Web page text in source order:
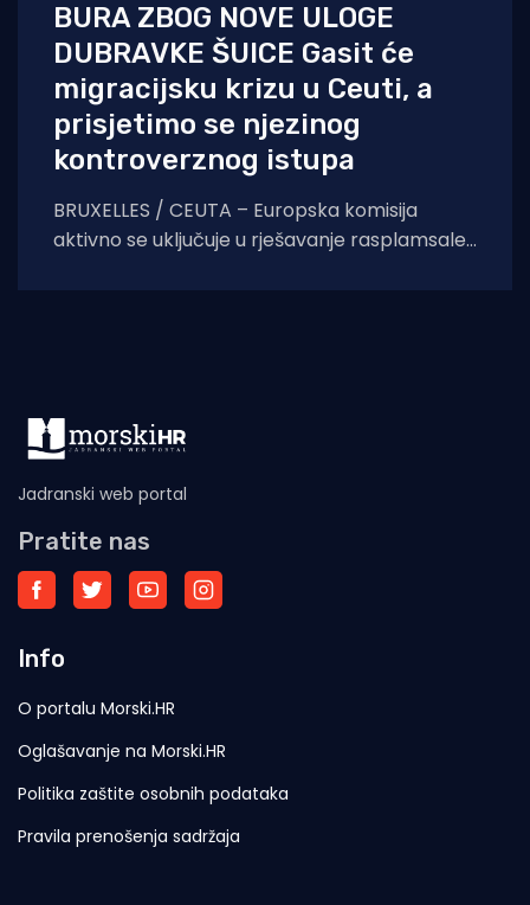
BURA ZBOG NOVE ULOGE
DUBRAVKE ŠUICE Gasit će
migracijsku krizu u Ceuti, a
prisjetimo se njezinog
kontroverznog istupa
BRUXELLES / CEUTA – Europska komisija
aktivno se uključuje u rješavanje rasplamsale
Jadranski web portal
Pratite nas
Info
O portalu Morski.HR
Oglašavanje na Morski.HR
Politika zaštite osobnih podataka
Pravila prenošenja sadržaja